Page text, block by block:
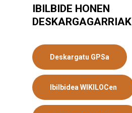
IBILBIDE HONEN
DESKARGAGARRIAK
Deskargatu GPSa
Ibilbidea WIKILOCen